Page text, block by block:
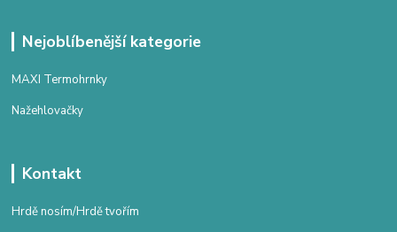
Nejoblíbenější kategorie
MAXI Termohrnky
Nažehlovačky
Kontakt
Hrdě nosím/Hrdě tvořím